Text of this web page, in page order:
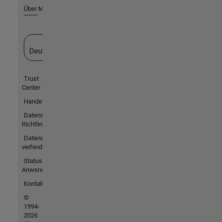
Über MathWorks
Deutschland
Trust
Center
Handelsmarken
Datenschutz-
Richtlinien
Datendiebstahl
verhindern
Status von
Anwendungen
Kontakt
©
1994-
2026